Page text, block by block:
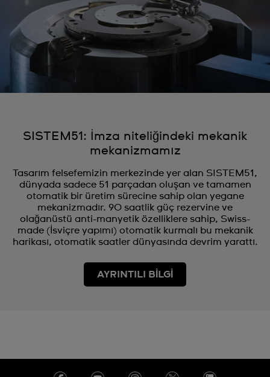
SISTEM51: İmza niteliğindeki mekanik
mekanizmamız
Tasarım felsefemizin merkezinde yer alan SISTEM51,
dünyada sadece 51 parçadan oluşan ve tamamen
otomatik bir üretim sürecine sahip olan yegane
mekanizmadır. 90 saatlik güç rezervine ve
olağanüstü anti-manyetik özelliklere sahip, Swiss-
made (İsviçre yapımı) otomatik kurmalı bu mekanik
harikası, otomatik saatler dünyasında devrim yarattı.
AYRINTILI BİLGİ